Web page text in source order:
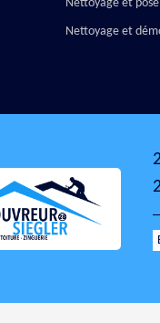
Nettoyage et
Nettoyage et